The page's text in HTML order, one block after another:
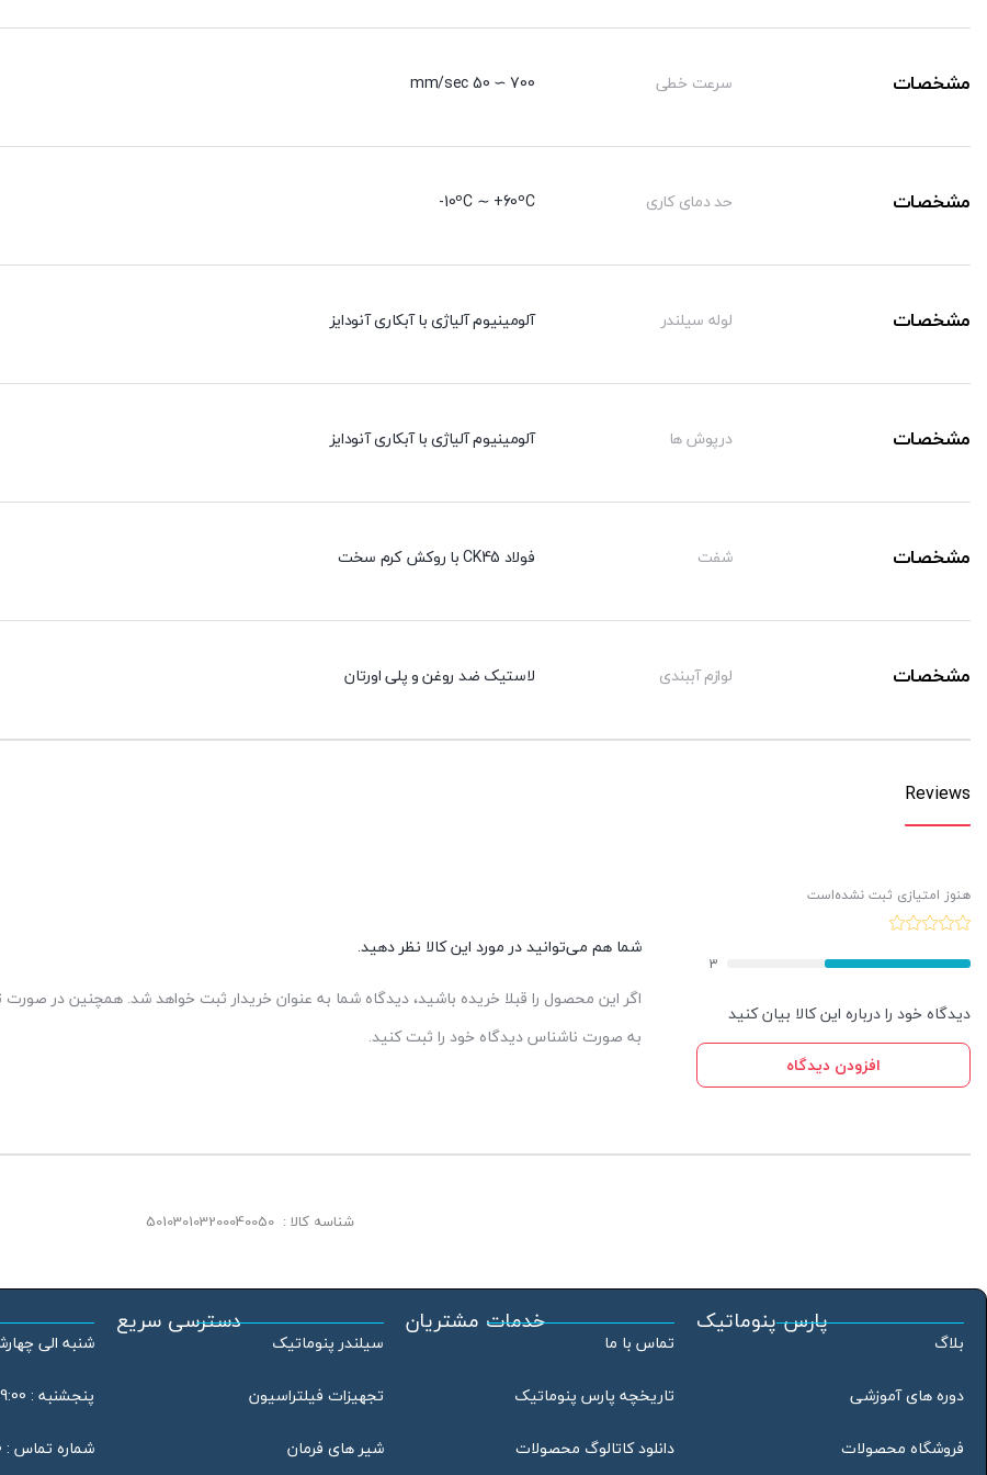
تنظیم
C-50 mm
مشخصات سرعت خطی 700 ∼ 50 mm/sec
مشخصات حد دمای کاری 10ºC ∼ +60ºC-
مشخصات لوله سیلندر آلومینیوم آلیاژی با آبکاری آنودایز
مشخصات درپوش ها آلومینیوم آلیاژی با آبکاری آنودایز
مشخصات شفت فولاد CK45 با روکش کرم سخت
مشخصات لوازم آببندی لاستیک ضد روغن و پلی اورتان
Reviews
هنوز امتیازی ثبت نشده‌است
3
دیدگاه خود را درباره این کالا بیان کنید
افزودن دیدگاه
شما هم می‌توانید در مورد این کالا نظر دهید.
اگر این محصول را قبلا خریده باشید، دیدگاه شما به عنوان خریدار ثبت خواهد شد. همچنین در صورت
به صورت ناشناس دیدگاه خود را ثبت کنید.
شناسه کالا : 501030103200040050
پارس پنوماتیک
بلاگ
دوره های آموزشی
فروشگاه محصولات
خدمات مشتریان
تماس با ما
تاریخچه پارس پنوماتیک
دانلود کاتالوگ محصولات
دسترسی سریع
سیلندر پنوماتیک
تجهیزات فیلتراسیون
شیر های فرمان
شنبه الی چهارشنبه :
پنجشنبه : 09:00 الی 13:00
شماره تماس : 46802020 – 021